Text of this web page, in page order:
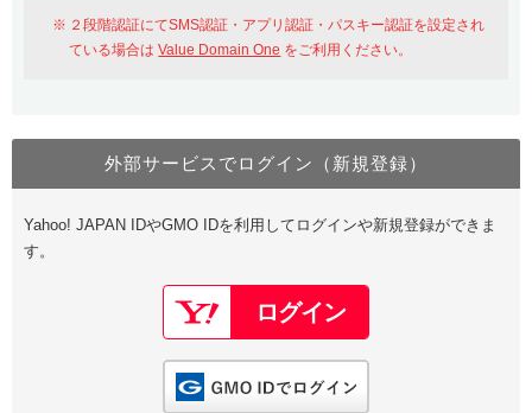
おすすめ One レンタルサーバーを含む最新の機能を使う方
Value Domain Oneにログイン
Google
GMO ID Amazon
※AmazonはValue Domain Oneのログイン画面へ遷移します
Value Domain Oneアカウント作成
以下でも登録可能
Google Yahoo!
GMO ID
２段階認証にてSMS認証・アプリ認証・パスキー認証を設定され
ている場合はValue Domain One をご利用ください。
外部サービスでログイン（新規登録）
Yahoo! JAPAN IDやGMO IDを利用してログインや新規登録ができま
す。